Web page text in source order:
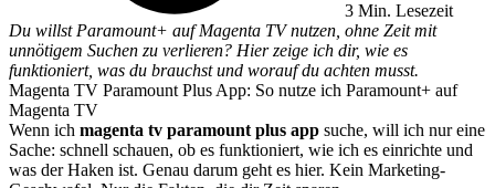
3 Min. Lesezeit
Du willst Paramount+ auf Magenta TV nutzen, ohne Zeit mit
unnötigem Suchen zu verlieren? Hier zeige ich dir, wie es
funktioniert, was du brauchst und worauf du achten musst.
Magenta TV Paramount Plus App: So nutze ich Paramount+ auf
Magenta TV
Wenn ich magenta tv paramount plus app suche, will ich nur eine
Sache: schnell schauen, ob es funktioniert, wie ich es einrichte und
was der Haken ist. Genau darum geht es hier. Kein Marketing-